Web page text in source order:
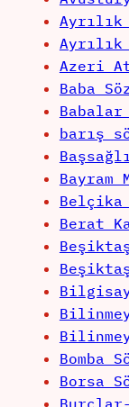
Ayrılık
Azeri
Baba
Babalar
barış
Bayram
Berat
Bomba
Borsa